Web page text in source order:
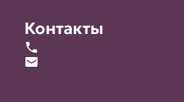
Контакты